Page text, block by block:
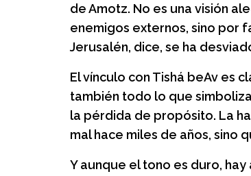
de Amotz. No es una visión
enemigos externos, sino por
Jerusalén, dice, se ha
El vínculo con Tishá beAv es
también todo lo que
la pérdida de propósito. La
mal hace miles de años, sino
Y aunque el tono es duro,
Un